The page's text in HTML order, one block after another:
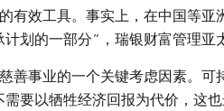
有效工具。事实上，在中国等
划的一部分”， 瑞银财富管理亚
善事业的一个关键考虑因素。
要以牺牲经济回报为代价，这